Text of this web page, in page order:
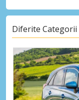
Diferite Categorii